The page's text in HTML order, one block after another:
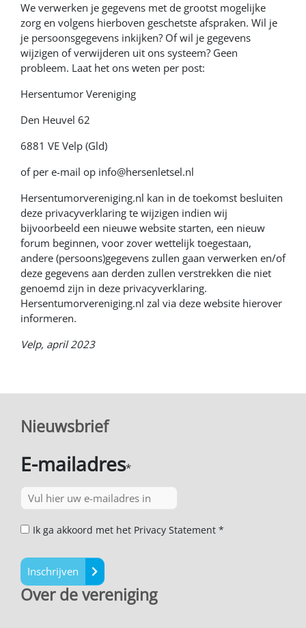
We verwerken je gegevens met de grootst mogelijke
zorg en volgens hierboven geschetste afspraken. Wil je
je persoonsgegevens inkijken? Of wil je gegevens
wijzigen of verwijderen uit ons systeem? Geen
probleem. Laat het ons weten per post:
Hersentumor Vereniging
Den Heuvel 62
6881 VE Velp (Gld)
of per e-mail op info@hersenletsel.nl
Hersentumorvereniging.nl kan in de toekomst besluiten
deze privacyverklaring te wijzigen indien wij
bijvoorbeeld een nieuwe website starten, een nieuw
forum beginnen, voor zover wettelijk toegestaan,
andere (persoons)gegevens zullen gaan verwerken en/of
deze gegevens aan derden zullen verstrekken die niet
genoemd zijn in deze privacyverklaring.
Hersentumorvereniging.nl zal via deze website hierover
informeren.
Velp, april 2023
Nieuwsbrief
E-mailadres*
Ik ga akkoord met het Privacy Statement *
Inschrijven
Over de vereniging